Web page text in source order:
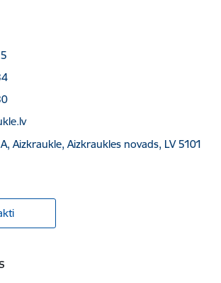
Aizkraukle, Aizkraukles novads, LV 5101